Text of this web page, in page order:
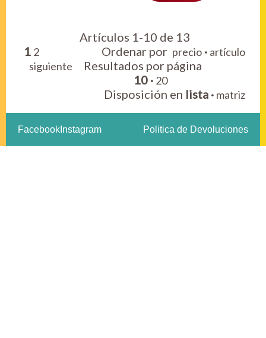
Artículos 1-10 de 13
1 2
siguiente
Ordenar por precio · artículo
Resultados por página
10 · 20
Disposición en lista · matriz
Facebook Instagram Politica de Devoluciones